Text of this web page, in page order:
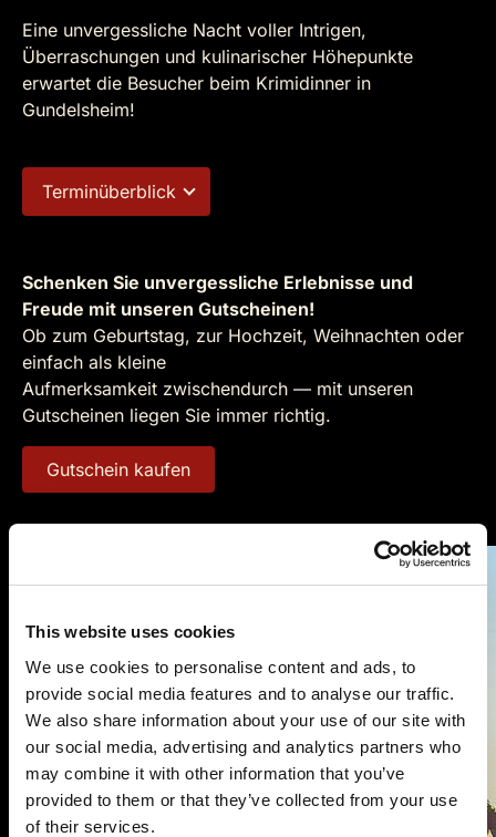
This website uses cookies
We use cookies to personalise content and ads, to
provide social media features and to analyse our traffic.
We also share information about your use of our site with
our social media, advertising and analytics partners who
may combine it with other information that you’ve
provided to them or that they’ve collected from your use
of their services.
Eine unvergessliche Nacht voller Intrigen,
Überraschungen und kulinarischer Höhepunkte
erwartet die Besucher beim Krimidinner in
Gundelsheim!
Terminüberblick
Schenken Sie unvergessliche Erlebnisse und
Freude mit unseren Gutscheinen!
Ob zum Geburtstag, zur Hochzeit, Weihnachten oder
einfach als kleine
Aufmerksamkeit zwischendurch — mit unseren
Gutscheinen liegen Sie immer richtig.
Gutschein kaufen